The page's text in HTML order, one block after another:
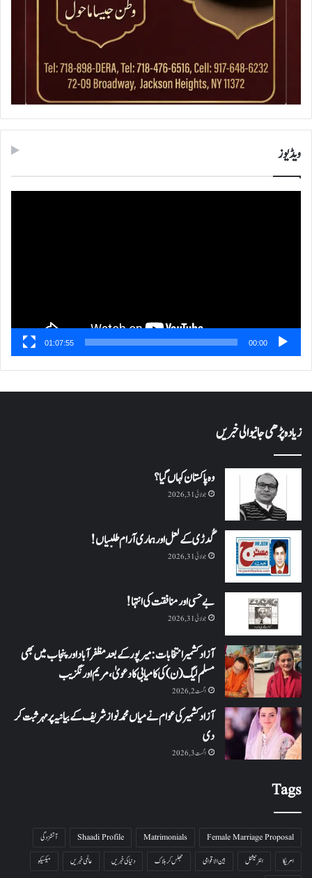
ویڈیوز
00:00
01:07:55
زیادہ پڑھی جانیوالی خبریں
وہ پاکستان کہاں گیا؟
جولائی 31, 2026
گُدڑی کے لعل اور ہماری آرام طلبیاں!
جولائی 31, 2026
بے حسی اور منافقت کی انتہا !
جولائی 31, 2026
آزاد کشمیر انتخابات: میرپور کے بعد مظفرآباد اور پنجاب میں بھی
مسلم لیگ (ن) کی کامیابی کا دعویٰ، مریم اورنگزیب
اگست 2, 2026
آزاد کشمیر کی عوام نے میاں محمد نواز شریف کے بیانیہ پر مہر ثبت کر
دی
اگست 3, 2026
Tags
Female Marriage Proposal
Matrimonials
Shaadi Profile
آتشزدگی
امریکا
انٹرنیشنل بین الاقوامی جھلس کر ہلاک دنیا کی خبریں عالمی خبریں
میکسیکو